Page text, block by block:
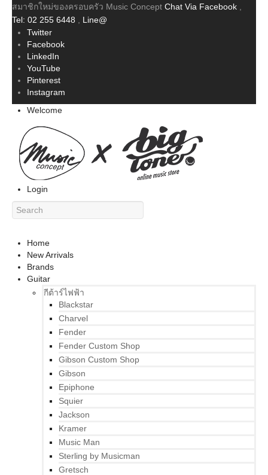
สมาชิกใหม่ของครอบครัว Music Concept Chat Via Facebook
Tel: 02 255 6448
Line@
Twitter
Facebook
LinkedIn
YouTube
Pinterest
Instagram
Welcome
Login
Home
New Arrivals
Brands
Guitar
กีต้าร์ไฟฟ้า
Blackstar
Charvel
Fender
Fender Custom Shop
Gibson Custom Shop
Gibson
Epiphone
Squier
Jackson
Kramer
Music Man
Sterling by Musicman
Gretsch